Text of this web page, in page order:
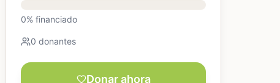
0% financiado
0 donantes
Donar ahora